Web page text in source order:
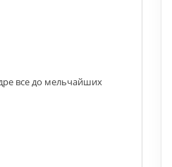
все до мельчайших